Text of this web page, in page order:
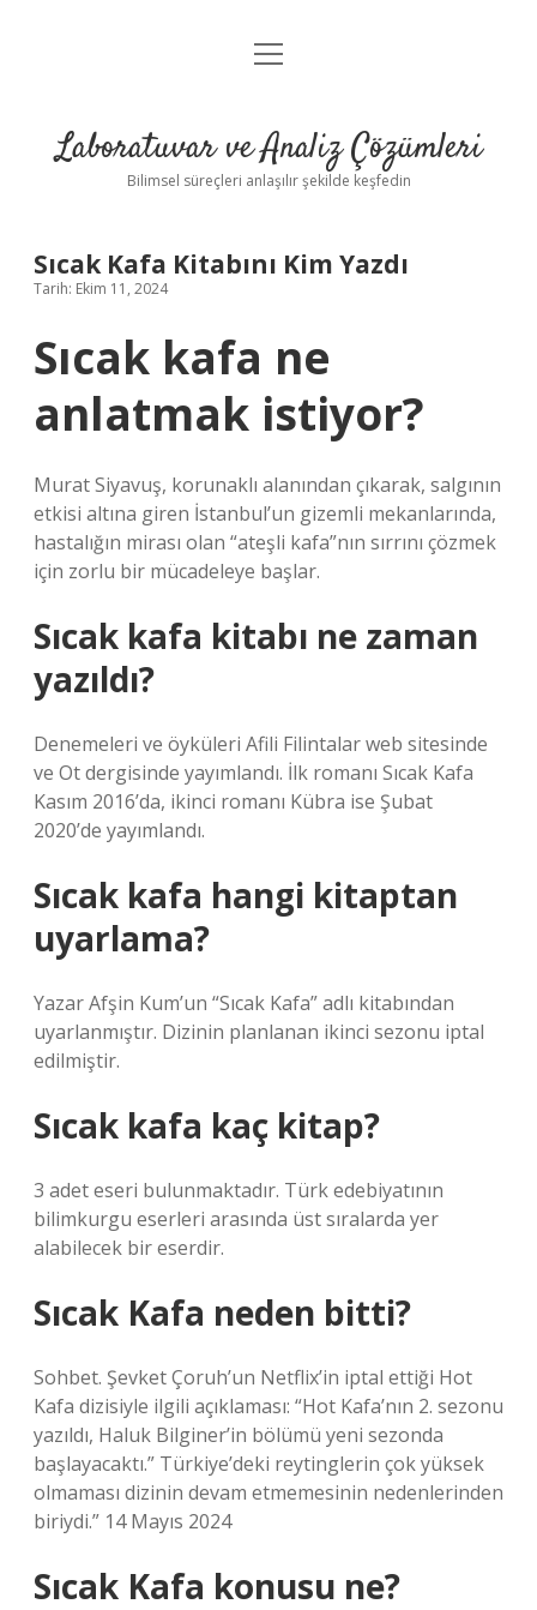
Anasayfa
Yasal Uyarı
menüyü
Laboratuvar ve Analiz Çözümleri
Bilimsel süreçleri anlaşılır şekilde keşfedin
Sıcak Kafa Kitabını Kim Yazdı
Tarih: Ekim 11, 2024
Sıcak kafa ne
anlatmak istiyor?
Murat Siyavuş, korunaklı alanından çıkarak, salgının
etkisi altına giren İstanbul’un gizemli mekanlarında,
hastalığın mirası olan “ateşli kafa”nın sırrını çözmek
için zorlu bir mücadeleye başlar.
Sıcak kafa kitabı ne zaman
yazıldı?
Denemeleri ve öyküleri Afili Filintalar web sitesinde
ve Ot dergisinde yayımlandı. İlk romanı Sıcak Kafa
Kasım 2016’da, ikinci romanı Kübra ise Şubat
2020’de yayımlandı.
Sıcak kafa hangi kitaptan
uyarlama?
Yazar Afşin Kum’un “Sıcak Kafa” adlı kitabından
uyarlanmıştır. Dizinin planlanan ikinci sezonu iptal
edilmiştir.
Sıcak kafa kaç kitap?
3 adet eseri bulunmaktadır. Türk edebiyatının
bilimkurgu eserleri arasında üst sıralarda yer
alabilecek bir eserdir.
Sıcak Kafa neden bitti?
Sohbet. Şevket Çoruh’un Netflix’in iptal ettiği Hot
Kafa dizisiyle ilgili açıklaması: “Hot Kafa’nın 2. sezonu
yazıldı, Haluk Bilginer’in bölümü yeni sezonda
başlayacaktı.” Türkiye’deki reytinglerin çok yüksek
olmaması dizinin devam etmemesinin nedenlerinden
biriydi.” 14 Mayıs 2024
Sıcak Kafa konusu ne?